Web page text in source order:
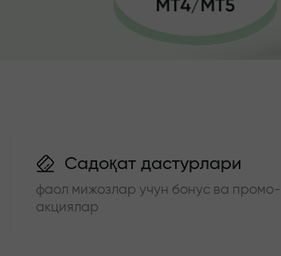
Садоқат дастурлари
фаол мижозлар учун бонус ва промо-
акциялар